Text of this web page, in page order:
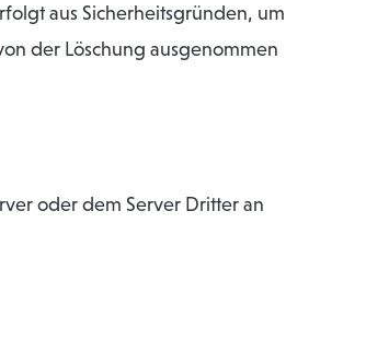
aus Sicherheitsgründen, um
der Löschung ausgenommen
oder dem Server Dritter an